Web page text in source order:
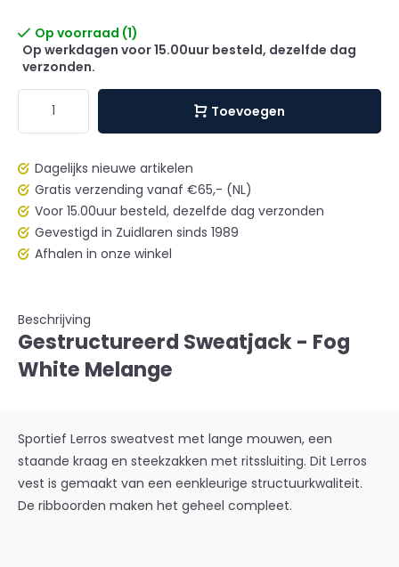
Op voorraad (1)
Op werkdagen voor 15.00uur besteld, dezelfde dag
verzonden.
Toevoegen
Dagelijks nieuwe artikelen
Gratis verzending vanaf €65,- (NL)
Voor 15.00uur besteld, dezelfde dag verzonden
Gevestigd in Zuidlaren sinds 1989
Afhalen in onze winkel
Beschrijving
Gestructureerd Sweatjack - Fog
White Melange
Sportief Lerros sweatvest met lange mouwen, een
staande kraag en steekzakken met ritssluiting. Dit Lerros
vest is gemaakt van een eenkleurige structuurkwaliteit.
De ribboorden maken het geheel compleet.